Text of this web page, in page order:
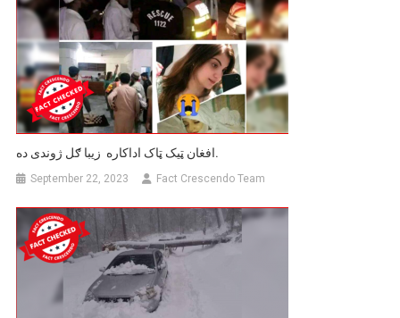
افغان ټیک ټاک اداکاره زیبا ګل ژوندی ده.
September 22, 2023 Fact Crescendo Team